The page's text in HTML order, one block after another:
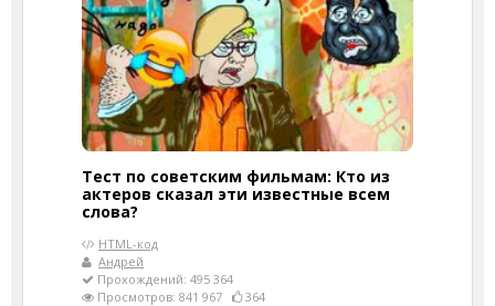
Тест по советским фильмам: Кто из
актеров сказал эти известные всем
слова?
HTML-код
Андрей
Прохождений: 495 364
Просмотров: 841 967
364